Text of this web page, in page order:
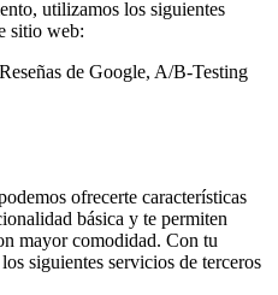
utilizamos los siguientes
sitio web:
de Google, A/B-Testing
ofrecerte características
básica y te permiten
mayor comodidad. Con tu
siguientes servicios de terceros